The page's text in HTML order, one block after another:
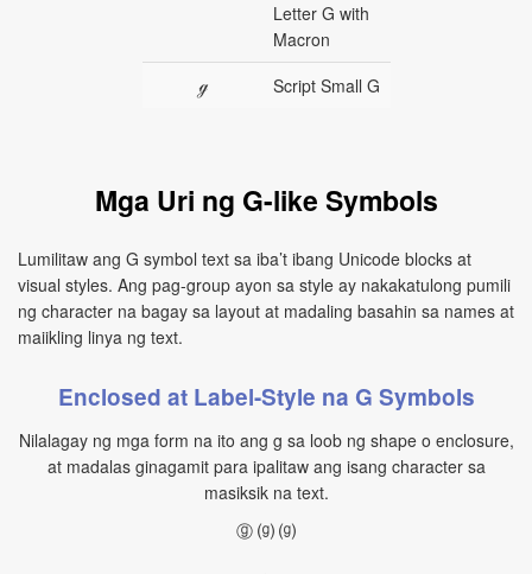
Letter G with
Macron
ℊ
Script Small G
Mga Uri ng G-like Symbols
Lumilitaw ang G symbol text sa iba’t ibang Unicode blocks at
visual styles. Ang pag-group ayon sa style ay nakakatulong pumili
ng character na bagay sa layout at madaling basahin sa names at
maiikling linya ng text.
Enclosed at Label-Style na G Symbols
Nilalagay ng mga form na ito ang g sa loob ng shape o enclosure,
at madalas ginagamit para ipalitaw ang isang character sa
masiksik na text.
ⓖ ⒢ ⒢